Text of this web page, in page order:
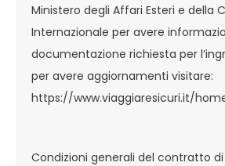
Ministero degli Affari Esteri e della
Internazionale per avere
documentazione richiesta per
per avere aggiornamenti visitare:
https://www.viaggiaresicuri.it/
Condizioni generali del contratto